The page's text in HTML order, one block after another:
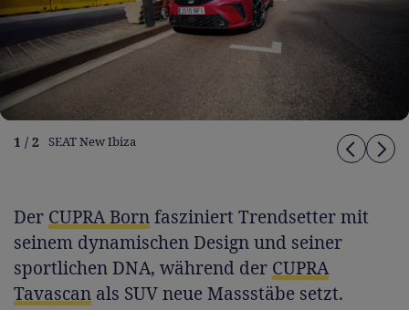
1 / 2 SEAT New Ibiza
Der CUPRA Bornfasziniert Trendsetter mit
seinem dynamischen Design und seiner
sportlichen DNA, während der CUPRA
Tavascan als SUV neue Massstäbe setzt.